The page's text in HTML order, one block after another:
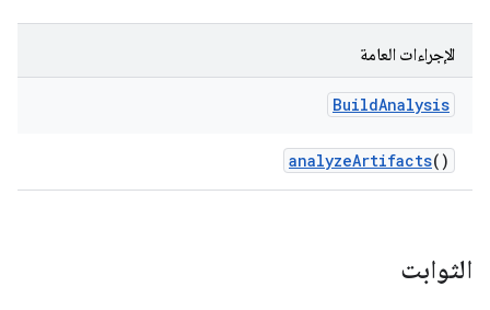
الإجراءات العامة
BuildAnalysis
analyzeArtifacts()
الثوابت